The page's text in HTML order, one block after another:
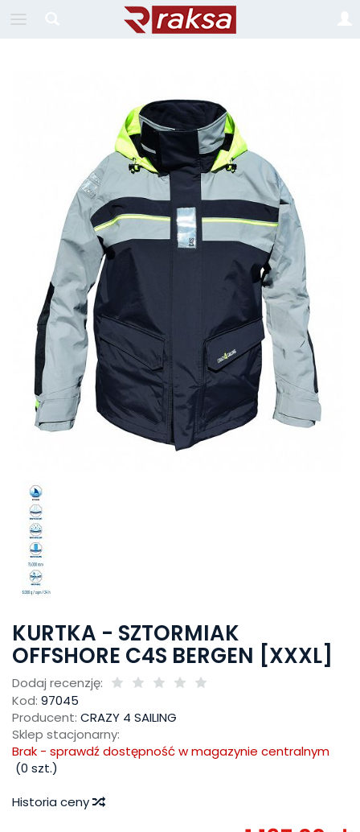
KURTKA - SZTORMIAK
OFFSHORE C4S BERGEN [XXXL]
Dodaj recenzję:
Kod: 97045
Producent: CRAZY 4 SAILING
Sklep stacjonarny:
Brak - sprawdź dostępność w magazynie centralnym
(0 szt.)
Historia ceny